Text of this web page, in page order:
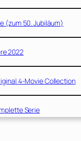
(zum 50. Jubiläum)
2022
4-Movie Collection
Serie